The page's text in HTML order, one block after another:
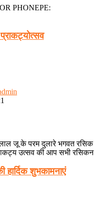
PHONEPE:
जू के परम दुलारे भगवत रसिक
उत्सव की आप सभी रसिकन
हार्दिक शुभकामनाएं